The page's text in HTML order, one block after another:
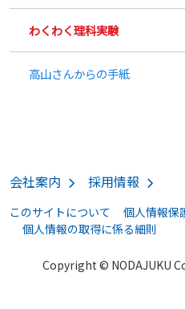
わくわく理科実験
高山さんからの手紙
会社案内 採用情報
このサイトについて
個人情報保
個人情報の取得に係る細則
Copyright © NODAJUKU